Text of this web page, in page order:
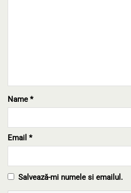
Name *
Email *
Salvează-mi numele si emailul.